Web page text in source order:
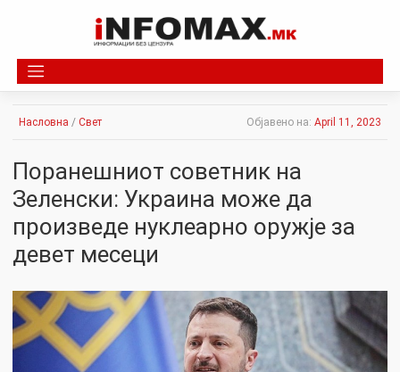
Насловна / Свет Објавено на: April 11, 2023
Поранешниот советник на
Зеленски: Украина може да
произведе нуклеарно оружје за
девет месеци